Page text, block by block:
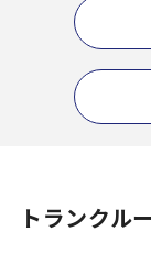
トランクル